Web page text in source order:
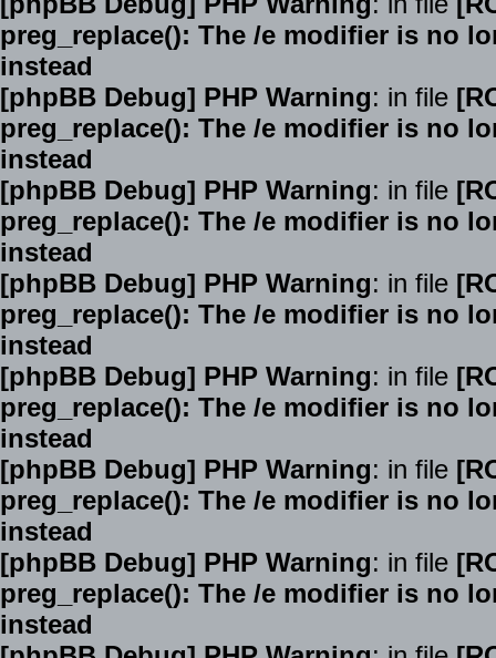
preg_replace(): The /e modifier is no
instead
[phpBB Debug] PHP Warning: in file
preg_replace(): The /e modifier is no
instead
[phpBB Debug] PHP Warning: in file
preg_replace(): The /e modifier is no
instead
[phpBB Debug] PHP Warning: in file
preg_replace(): The /e modifier is no
instead
[phpBB Debug] PHP Warning: in file
preg_replace(): The /e modifier is no
instead
[phpBB Debug] PHP Warning: in file
preg_replace(): The /e modifier is no
instead
[phpBB Debug] PHP Warning: in file
preg_replace(): The /e modifier is no
instead